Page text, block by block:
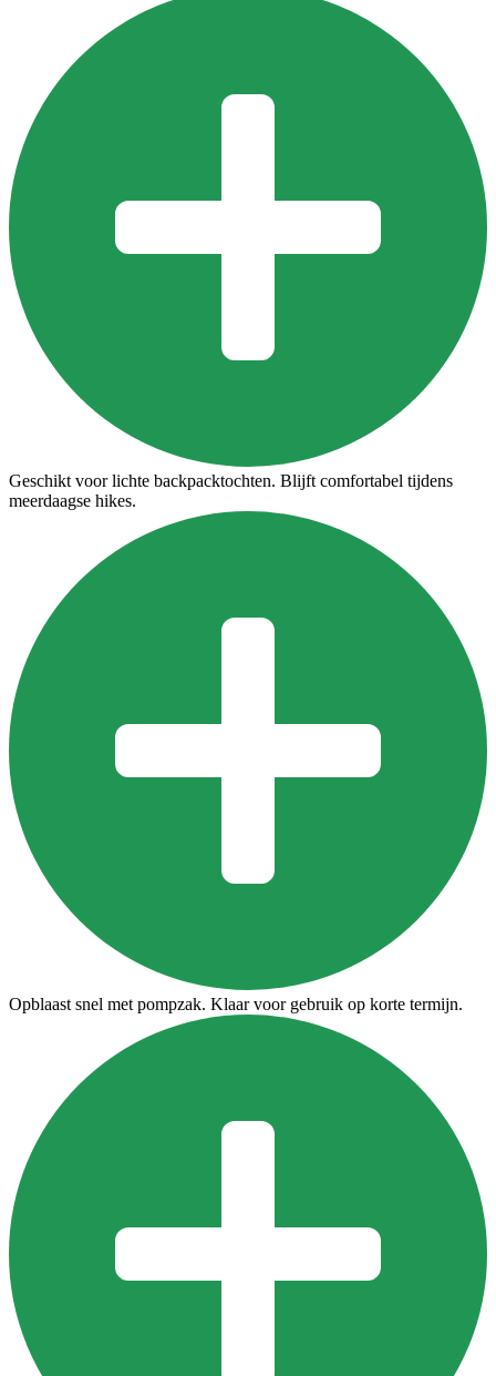
Geschikt voor lichte backpacktochten. Blijft comfortabel tijdens
meerdaagse hikes.
Opblaast snel met pompzak. Klaar voor gebruik op korte termijn.